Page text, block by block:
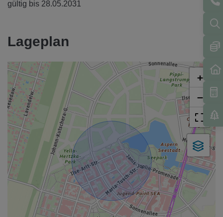
gültig bis 28.05.2031
Lageplan
+
−